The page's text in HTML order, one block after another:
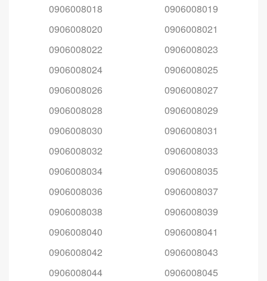
0906008018
0906008019
0906008020
0906008021
0906008022
0906008023
0906008024
0906008025
0906008026
0906008027
0906008028
0906008029
0906008030
0906008031
0906008032
0906008033
0906008034
0906008035
0906008036
0906008037
0906008038
0906008039
0906008040
0906008041
0906008042
0906008043
0906008044
0906008045